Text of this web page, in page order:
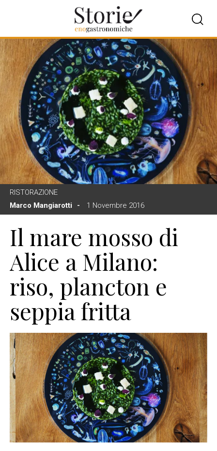
RISTORAZIONE
Marco Mangiarotti
1 Novembre 2016
Il mare mosso di
Alice a Milano:
riso, plancton e
seppia fritta